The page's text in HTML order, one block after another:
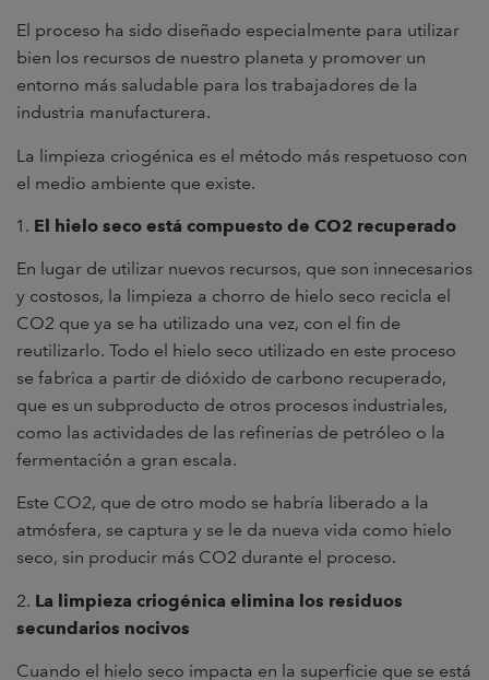
El proceso ha sido diseñado especialmente para utilizar
bien los recursos de nuestro planeta y promover un
entorno más saludable para los trabajadores de la
industria manufacturera.
La limpieza criogénica es el método más respetuoso con
el medio ambiente que existe.
El hielo seco está compuesto de CO2 recuperado
En lugar de utilizar nuevos recursos, que son innecesarios
y costosos, la limpieza a chorro de hielo seco recicla el
CO2 que ya se ha utilizado una vez, con el fin de
reutilizarlo. Todo el hielo seco utilizado en este proceso
se fabrica a partir de dióxido de carbono recuperado,
que es un subproducto de otros procesos industriales,
como las actividades de las refinerías de petróleo o la
fermentación a gran escala.
Este CO2, que de otro modo se habría liberado a la
atmósfera, se captura y se le da nueva vida como hielo
seco, sin producir más CO2 durante el proceso.
2. La limpieza criogénica elimina los residuos
secundarios nocivos
Cuando el hielo seco impacta en la superficie que se está